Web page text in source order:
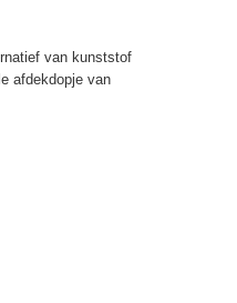
van kunststof
afdekdopje van